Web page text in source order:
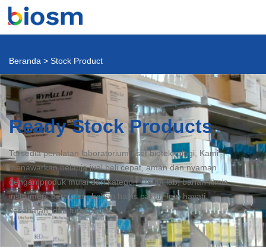
Beranda > Stock Product
Ready Stock Products
Tersedia peralatan laboratorium riset bioteknologi, Kami
menawarkan belanja jual beli cepat, aman dan nyaman
dengan produk mulai dari kategori umum lab, bahan kimia,
instrumen, peralatan, bahan habis pakai, ilmu hayati,
kesehatan, dan furnitur lab